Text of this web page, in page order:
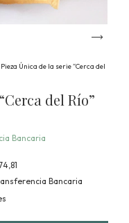
Pieza Única de la serie “Cerca del
del Río”
Bancaria
Bancaria